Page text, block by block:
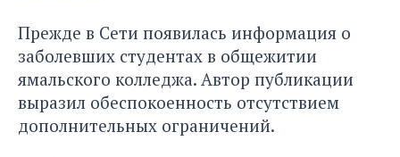
Прежде в Сети появилась информация о
заболевших студентах в общежитии
ямальского колледжа. Автор публикации
выразил обеспокоенность отсутствием
дополнительных ограничений.